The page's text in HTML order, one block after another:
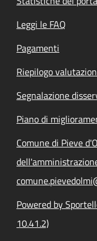
Leggi le FAQ
Pagamenti
Riepilogo
Segnalazione
Piano di
Comune di Pieve
Powered by
10.41.2)